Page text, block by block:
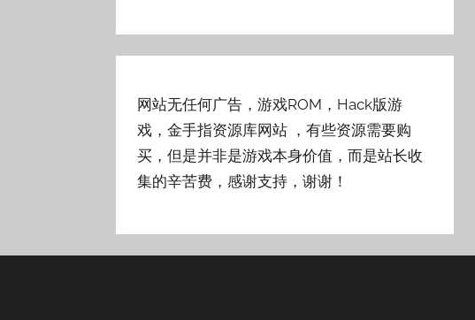
网站无任何广告，游戏ROM，Hack版游
戏，金手指资源库网站 ，有些资源需要购
买，但是并非是游戏本身价值，而是站长收
集的辛苦费，感谢支持，谢谢！